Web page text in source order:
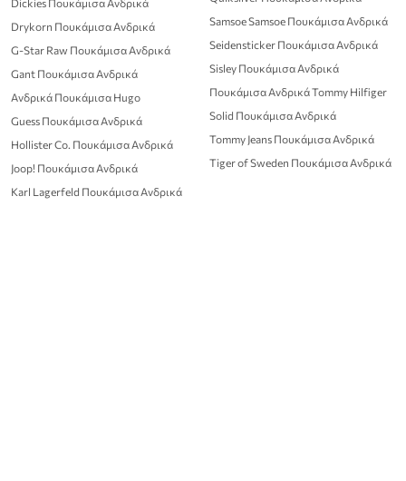
Dickies Πουκάμισα Ανδρικά
Drykorn Πουκάμισα Ανδρικά
G-Star Raw Πουκάμισα Ανδρικά
Gant Πουκάμισα Ανδρικά
Ανδρικά Πουκάμισα Hugo
Guess Πουκάμισα Ανδρικά
Hollister Co. Πουκάμισα Ανδρικά
Joop! Πουκάμισα Ανδρικά
Karl Lagerfeld Πουκάμισα Ανδρικά
Samsoe Samsoe Πουκάμισα Ανδρικά
Seidensticker Πουκάμισα Ανδρικά
Sisley Πουκάμισα Ανδρικά
Πουκάμισα Ανδρικά Tommy Hilfiger
Solid Πουκάμισα Ανδρικά
Tommy Jeans Πουκάμισα Ανδρικά
Tiger of Sweden Πουκάμισα Ανδρικά